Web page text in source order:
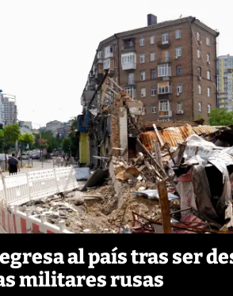
al país tras ser
militares rusas